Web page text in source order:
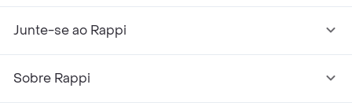
Junte-se ao Rappi
Sobre Rappi